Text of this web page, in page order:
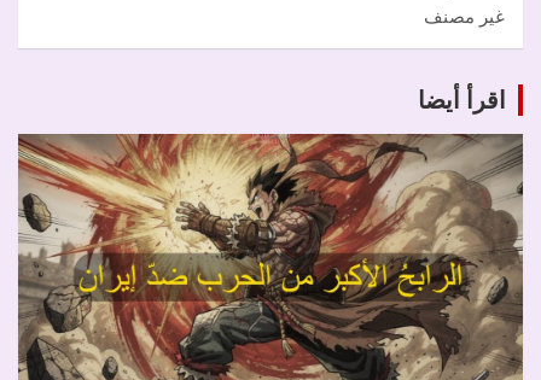
غير مصنف
اقرأ أيضا